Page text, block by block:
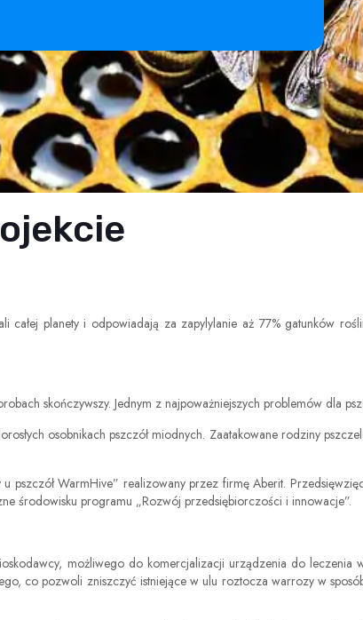
planety i odpowiadają za zapylylanie aż 77% gatunków
skończywszy. Jednym z najpoważniejszych problemów dla
osobnikach pszczół miodnych. Zaatakowane rodziny
WarmHive” realizowany przez firmę Aberit.
środowisku programu „Rozwój przedsiębiorczości i innowacje”.
możliwego do komercjalizacji urządzenia do leczenia
co pozwoli zniszczyć istniejące w ulu roztocza warrozy w